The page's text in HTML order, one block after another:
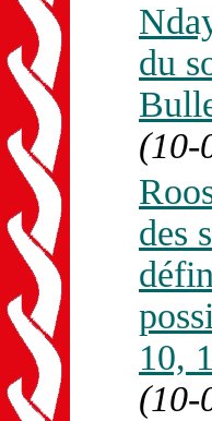
du
(10-
des
10,
(10-